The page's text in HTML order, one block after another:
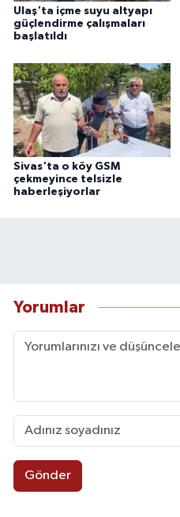
Ulaş'ta içme suyu altyapı
güçlendirme çalışmaları
başlatıldı
Sivas'ta o köy GSM
çekmeyince telsizle
haberleşiyorlar
Yorumlar
Gönder